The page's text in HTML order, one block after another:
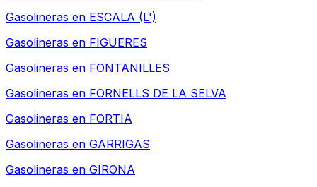
Gasolineras en ESCALA (L')
Gasolineras en FIGUERES
Gasolineras en FONTANILLES
Gasolineras en FORNELLS DE LA SELVA
Gasolineras en FORTIA
Gasolineras en GARRIGAS
Gasolineras en GIRONA